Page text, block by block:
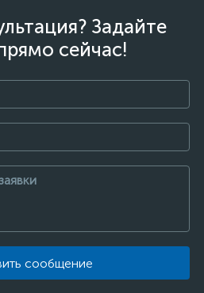
Задайте
сейчас!
сообщение